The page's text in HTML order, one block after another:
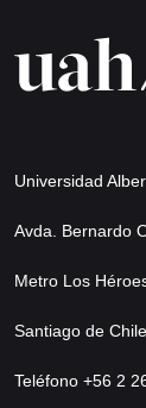
Universidad
Avda. Bernardo
Metro Los
Santiago de Chile
Teléfono +56 2